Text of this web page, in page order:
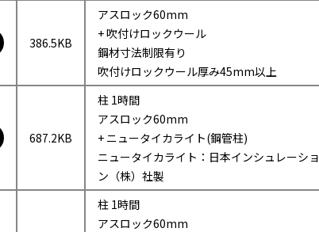
386.5KB
アスロック60mm
+ 吹付けロックウール
鋼材寸法制限有り
吹付けロックウール厚み45mm以上
687.2KB
柱 1時間
アスロック60mm
+ ニュータイカライト(鋼管柱)
ニュータイカライト：日本インシュレーショ
ン（株）社製
柱 1時間
アスロック60mm